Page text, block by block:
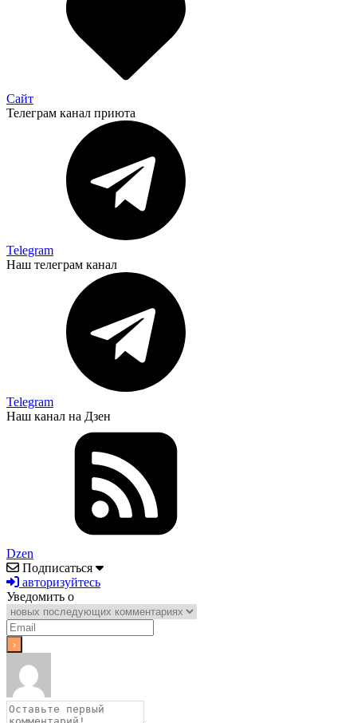
Сайт
Телеграм канал приюта
Telegram
Наш телеграм канал
Telegram
Наш канал на Дзен
Dzen
Подписаться
авторизуйтесь
Уведомить о